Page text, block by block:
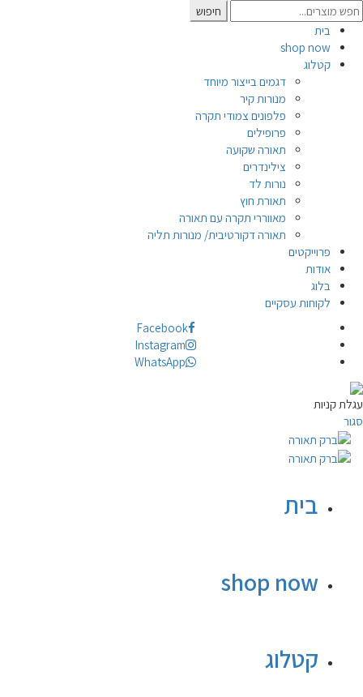
Search
for:
חיפוש
בית
shop now
קטלוג
דגמים בייצור מיוחד
מנורות קיר
פלפונים צמודי תקרה
פרופילים
תאורה שקועה
צילינדרים
נורות לד
תאורת חוץ
מאווררי תקרה עם תאורה
תאורה דקורטיבית/ מנורות תליה
פרוייקטים
אודות
בלוג
לקוחות עסקיים
Facebook
Instagram
WhatsApp
עגלת קניות
סגור
בית
shop now
קטלוג